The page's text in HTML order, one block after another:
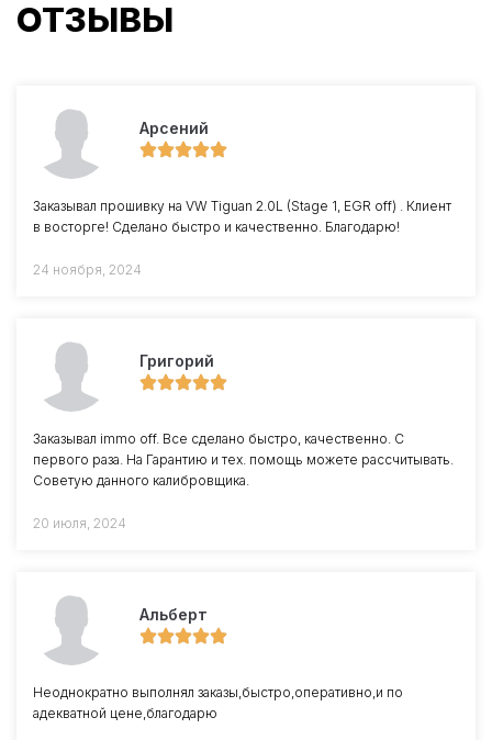
ОТЗЫВЫ
Арсений
Заказывал прошивку на VW Tiguan 2.0L (Stage 1, EGR off) . Клиент
в восторге! Сделано быстро и качественно. Благодарю!
24 ноября, 2024
Григорий
Заказывал immo off. Все сделано быстро, качественно. С
первого раза. На Гарантию и тех. помощь можете рассчитывать.
Советую данного калибровщика.
20 июля, 2024
Альберт
Неоднократно выполнял заказы,быстро,оперативно,и по
адекватной цене,благодарю